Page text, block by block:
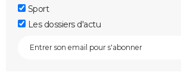
Sport
Les dossiers d'actu